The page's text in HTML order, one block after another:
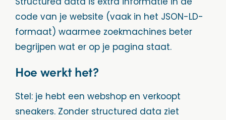
code van je website (vaak in het JSON-LD-
formaat) waarmee zoekmachines beter
begrijpen wat er op je pagina staat.
Hoe werkt het?
Stel: je hebt een webshop en verkoopt
sneakers. Zonder structured data ziet